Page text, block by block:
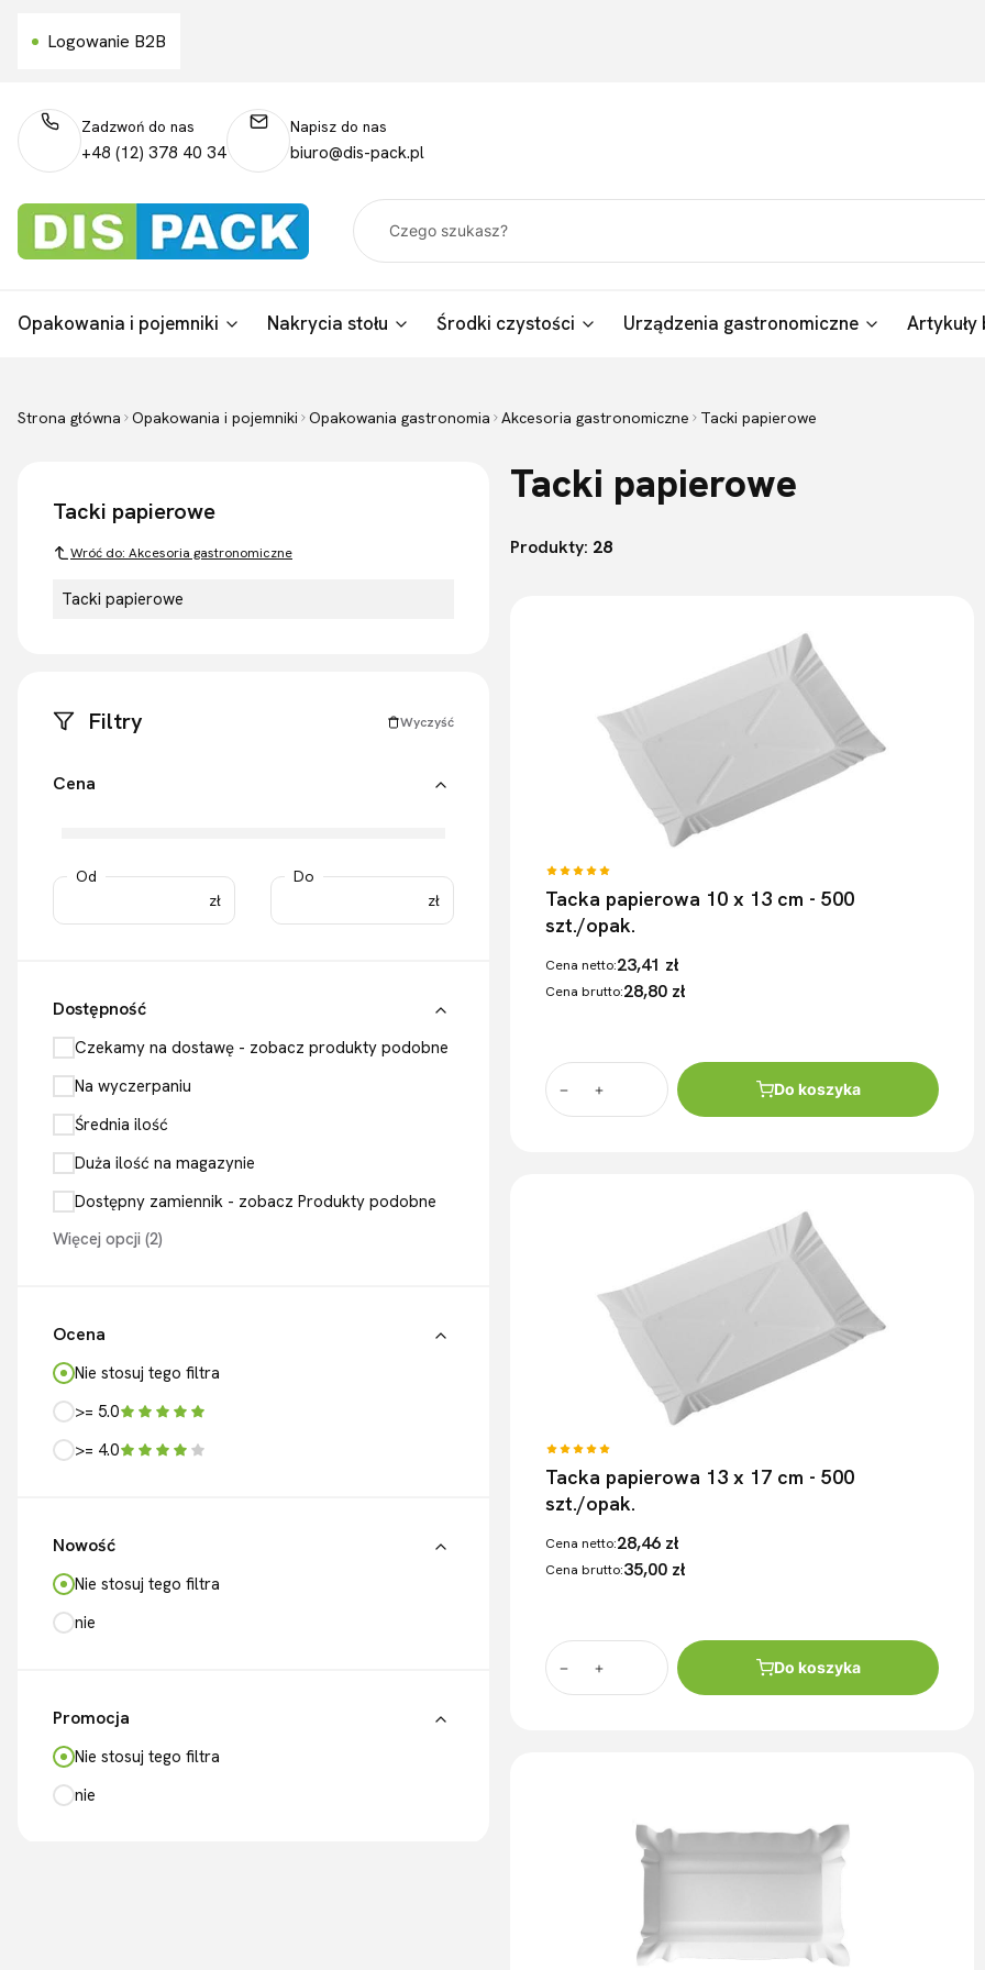
Logowanie B2B
Zadzwoń do nas
+48 (12) 378 40 34
Napisz do nas
biuro@dis-pack.pl
Opakowania i pojemniki Nakrycia stołu Środki czystości Urządzenia gastronomiczne
Strona główna Opakowania i pojemniki Opakowania gastronomia Akcesoria gastronomiczne Tacki papierowe
Tacki papierowe
Wróć do: Akcesoria gastronomiczne
Tacki papierowe
Filtry Wyczyść
Cena
Od
zł
Do
zł
Dostępność
Dostępność
Czekamy na dostawę - zobacz produkty podobne
Na wyczerpaniu
Średnia ilość
Duża ilość na magazynie
Dostępny zamiennik - zobacz Produkty podobne
Więcej opcji (2)
Ocena
Nie stosuj tego filtra
>= 5.0
>= 4.0
Nowość
Nie stosuj tego filtra
nie
Promocja
Nie stosuj tego filtra
nie
Tacki papierowe
Lista produktów
Produkty: 28
Tacka papierowa 10 x 13 cm - 500
szt./opak.
Cena netto:23,41 zł
Cena brutto:28,80 zł
Do koszyka
Tacka papierowa 13 x 17 cm - 500
szt./opak.
Cena netto:28,46 zł
Cena brutto:35,00 zł
Do koszyka